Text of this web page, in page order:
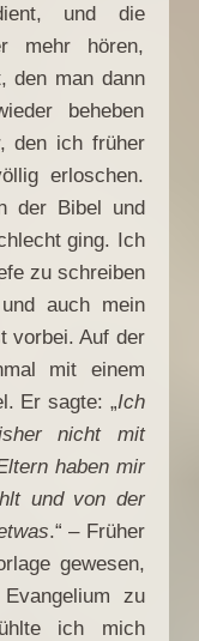
und die
mehr hören,
den man dann
beheben
den ich früher
erloschen.
der Bibel und
ging. Ich
zu schreiben
auch mein
vorbei. Auf der
mit einem
Er sagte: „Ich
nicht mit
haben mir
und von der
.“ – Früher
gewesen,
zu
ich mich